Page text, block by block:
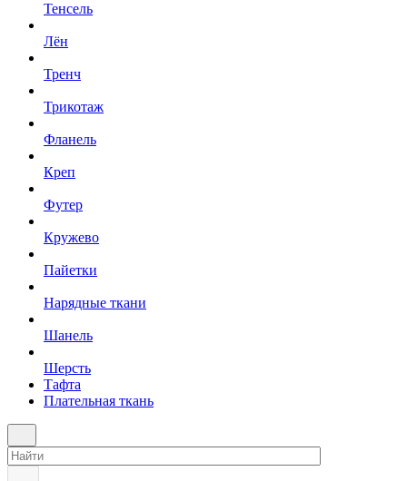
Тенсель
Лён
Тренч
Трикотаж
Фланель
Креп
Футер
Кружево
Пайетки
Нарядные ткани
Шанель
Шерсть
Тафта
Плательная ткань